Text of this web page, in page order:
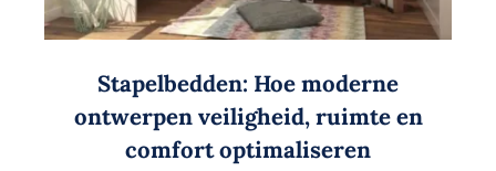
Stapelbedden: Hoe moderne
ontwerpen veiligheid, ruimte en
comfort optimaliseren